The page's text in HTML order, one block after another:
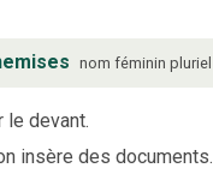
nom féminin pluriel
le devant.
insère des documents.